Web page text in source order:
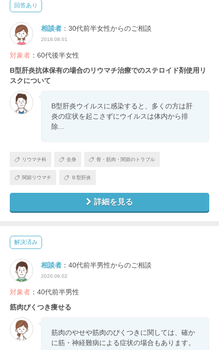
回答あり
相談者 ：30代前半女性からのご相談
2018.08.01
対象者 ：60代後半女性
B型肝炎抗体保有の場合のリウマチ治療でのステロイド剤使用リ
スクについて
B型肝炎ウイルスに感染すると、多くの方は肝
炎の症状を起こさずにウイルスは体内から排
除...
リウマチ科 全身 骨・筋肉・関節のトラブル
関節リウマチ Ｂ型肝炎
詳細を見る
解決済み
相談者 ：40代前半男性からのご相談
2020.06.02
対象者 ：40代前半男性
筋肉ぴくつき痩せる
筋肉のやせや筋肉のぴくつきに関しては、確か
に筋・神経難病による症状の場合もあります。